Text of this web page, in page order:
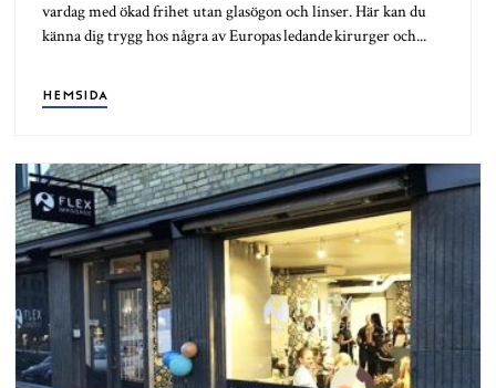
vardag med ökad frihet utan glasögon och linser. Här kan du
känna dig trygg hos några av Europas ledande kirurger och...
HEMSIDA